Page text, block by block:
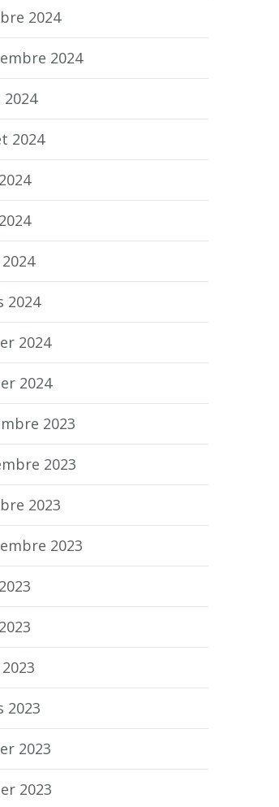
2024
2024
2024
2024
2024
2024
2023
2023
2023
2023
2023
2023
2023